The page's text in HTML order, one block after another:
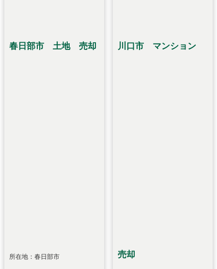
春日部市 土地 売却
所在地：春日部市
川口市 マンション
売却